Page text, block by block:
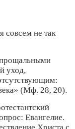
совсем не так
прощальными
уход,
(Мф. 28, 20).
Евангелие.